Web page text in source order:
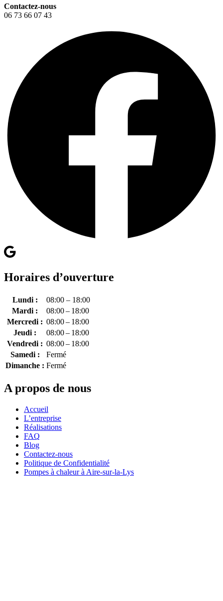
Contactez-nous
06 73 66 07 43
Horaires d’ouverture
Lundi :
08:00 – 18:00
Mardi :
08:00 – 18:00
Mercredi : 08:00 – 18:00
Jeudi :
08:00 – 18:00
Vendredi : 08:00 – 18:00
Samedi :
Fermé
Dimanche : Fermé
A propos de nous
Accueil
L’entreprise
Réalisations
FAQ
Blog
Contactez-nous
Politique de Confidentialité
Pompes à chaleur à Aire-sur-la-Lys